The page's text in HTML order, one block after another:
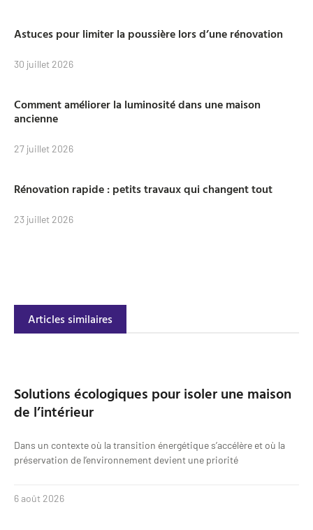
Astuces pour limiter la poussière lors d’une rénovation
30 juillet 2026
Comment améliorer la luminosité dans une maison
ancienne
27 juillet 2026
Rénovation rapide : petits travaux qui changent tout
23 juillet 2026
Articles similaires
Solutions écologiques pour isoler une maison
de l’intérieur
Dans un contexte où la transition énergétique s’accélère et où la
préservation de l’environnement devient une priorité
6 août 2026